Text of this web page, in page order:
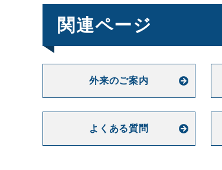
関連ページ
外来のご案内
よくある質問